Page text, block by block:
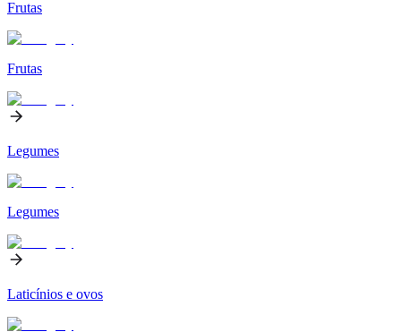
Frutas
Frutas
Legumes
Legumes
Laticínios e ovos